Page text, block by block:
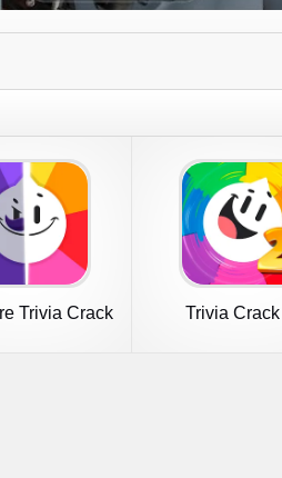
Trivia Crack Trivia Crack